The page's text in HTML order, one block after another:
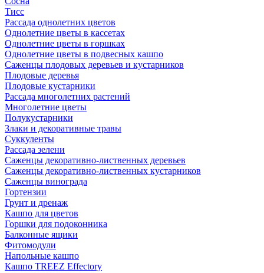
Тисc
Рассада однолетних цветов
Однолетние цветы в кассетах
Однолетние цветы в горшках
Однолетние цветы в подвесных кашпо
Саженцы плодовых деревьев и кустарников
Плодовые деревья
Плодовые кустарники
Рассада многолетних растений
Многолетние цветы
Полукустарники
Злаки и декоративные травы
Суккуленты
Рассада зелени
Саженцы декоративно-лиственных деревьев
Саженцы декоративно-лиственных кустарников
Саженцы винограда
Гортензии
Грунт и дренаж
Кашпо для цветов
Горшки для подоконника
Балконные ящики
Фитомодули
Напольные кашпо
Кашпо TREEZ Effectory